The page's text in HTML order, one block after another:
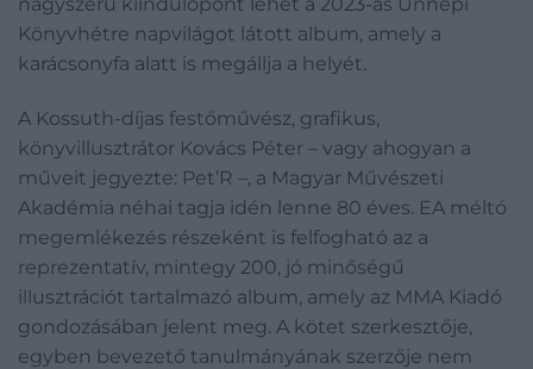
Könyvhétre napvilágot látott album, amely a
karácsonyfa alatt is megállja a helyét.
A Kossuth-díjas festőművész, grafikus,
könyvillusztrátor Kovács Péter – vagy ahogyan a
műveit jegyezte: Pet’R –, a Magyar Művészeti
Akadémia néhai tagja idén lenne 80 éves. EA méltó
megemlékezés részeként is felfogható az a
reprezentatív, mintegy 200, jó minőségű
illusztrációt tartalmazó album, amely az MMA Kiadó
gondozásában jelent meg. A kötet szerkesztője,
egyben bevezető tanulmányának szerzője nem